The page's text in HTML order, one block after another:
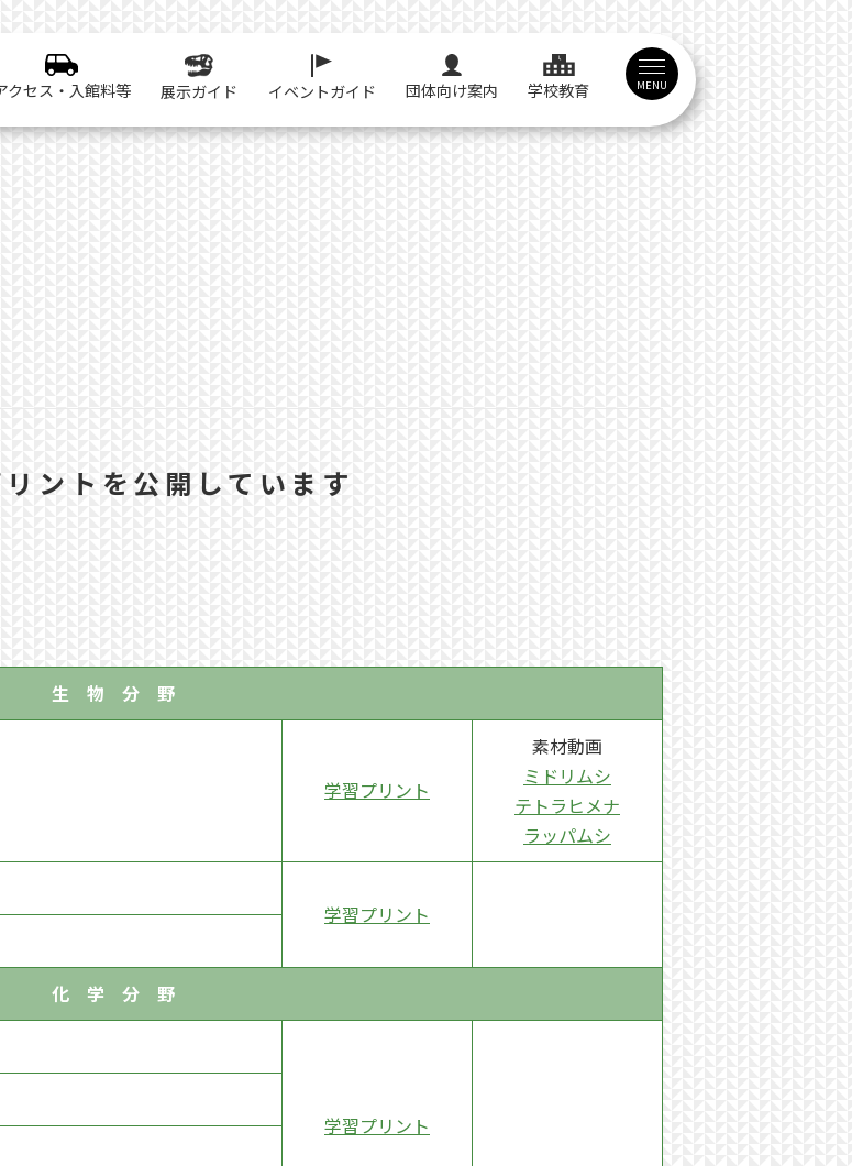
クセス・入館料等 展示ガイド イベントガイド 団体向け案内 学校教育 MENU
ントを公開しています
生 物 分 野
学習プリント
素材動画
ミドリムシ
テトラヒメナ
ラッパムシ
学習プリント
化 学 分 野
学習プリント